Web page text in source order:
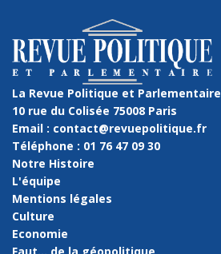
La Revue Politique et Parlementaire
10 rue du Colisée 75008 Paris
Email : contact@revuepolitique.fr
Téléphone : 01 76 47 09 30
Notre Histoire
L'équipe
Mentions légales
Culture
Economie